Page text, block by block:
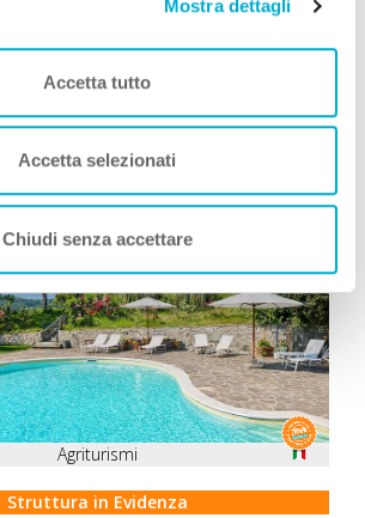
Mostra dettagli
Accetta tutto
Accetta selezionati
Chiudi senza accettare
Zampa Vacanza
Agriturismi
Struttura in Evidenza